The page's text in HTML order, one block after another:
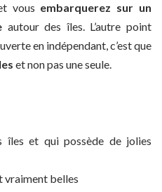
vous embarquerez sur un
autour des îles. L’autre point
en indépendant, c’est que
et non pas une seule.
îles et qui possède de jolies
vraiment belles